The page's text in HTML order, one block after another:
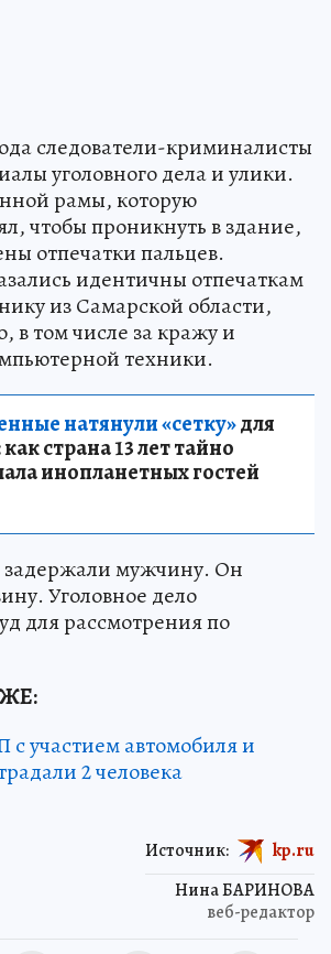
следователи-криминалисты
уголовного дела и улики.
рамы, которую
чтобы проникнуть в здание,
отпечатки пальцев.
идентичны отпечаткам
из Самарской области,
в том числе за кражу и
техники.
натянули «сетку»для
страна 13 лет тайно
инопланетных гостей
мужчину. Он
Уголовное дело
для рассмотрения по
с участием автомобиля и
2 человека
Нина БАРИНОВА
веб-редактор
Источник: kp.ru